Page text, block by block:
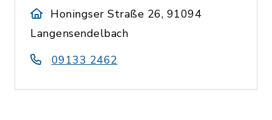
Honingser Straße 26, 91094
Langensendelbach
09133 2462